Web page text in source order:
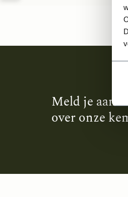
Meld je aan
over onze